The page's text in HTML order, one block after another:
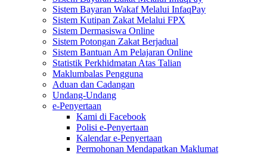
Sistem Bayaran Wakaf Melalui InfaqPay
Sistem Kutipan Zakat Melalui FPX
Sistem Dermasiswa Online
Sistem Potongan Zakat Berjadual
Sistem Bantuan Am Pelajaran Online
Statistik Perkhidmatan Atas Talian
Maklumbalas Pengguna
Aduan dan Cadangan
Undang-Undang
e-Penyertaan
Kami di Facebook
Polisi e-Penyertaan
Kalendar e-Penyertaan
Permohonan Mendapatkan Maklumat